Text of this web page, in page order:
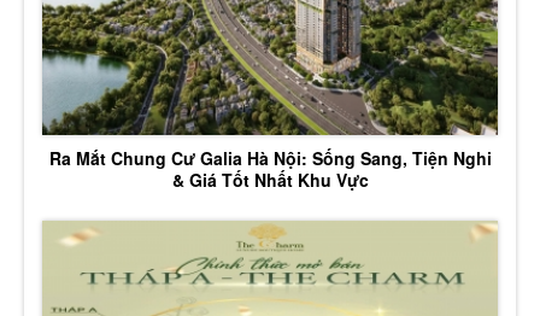
Ra Mắt Chung Cư Galia Hà Nội: Sống Sang, Tiện Nghi
& Giá Tốt Nhất Khu Vực